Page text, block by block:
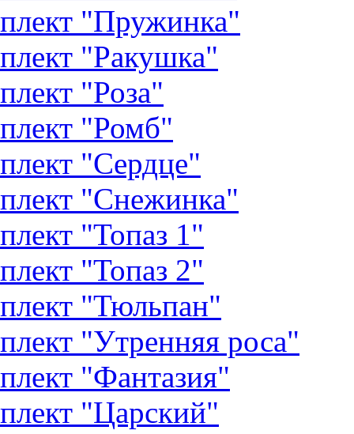
"Пружинка"
"Ракушка"
"Роза"
"Ромб"
"Сердце"
"Снежинка"
"Топаз 1"
"Топаз 2"
"Тюльпан"
"Утренняя роса"
"Фантазия"
"Царский"